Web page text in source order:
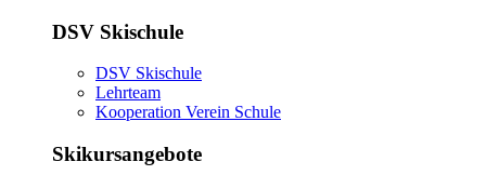
DSV Skischule
DSV Skischule
Lehrteam
Kooperation Verein Schule
Skikursangebote